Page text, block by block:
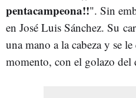
pentacampeona!!". Sin
en José Luis Sánchez. Su
una mano a la cabeza y se
momento, con el golazo del